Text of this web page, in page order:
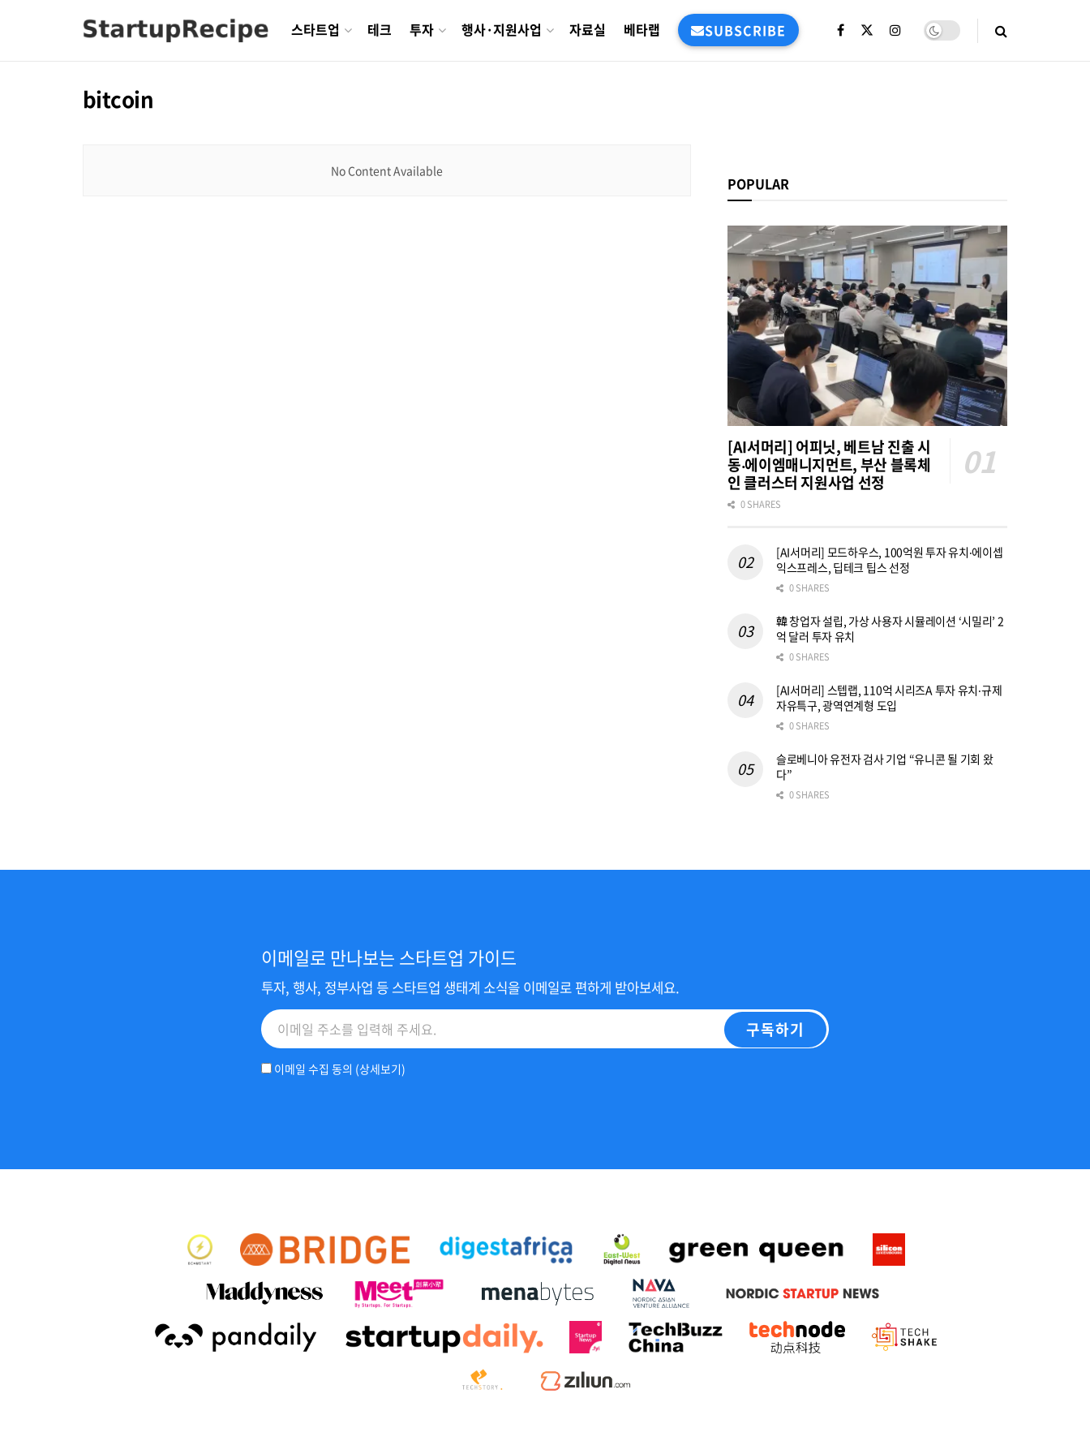
스타트업 테크 투자 행사·지원사업 자료실 베타랩 SUBSCRIBE
bitcoin
No Content Available
POPULAR
[AI서머리] 어피닛, 베트남 진출 시
동‧에이엠매니지먼트, 부산 블록체
인 클러스터 지원사업 선정
0 SHARES
[AI서머리] 모드하우스, 100억원 투자 유치‧에이셉
익스프레스, 딥테크 팁스 선정
0 SHARES
韓 창업자 설립, 가상 사용자 시뮬레이션 ‘시밀리’ 2
억 달러 투자 유치
0 SHARES
[AI서머리] 스텝랩, 110억 시리즈A 투자 유치‧규제
자유특구, 광역연계형 도입
0 SHARES
슬로베니아 유전자 검사 기업 “유니콘 될 기회 왔
다”
0 SHARES
이메일로 만나보는 스타트업 가이드
투자, 행사, 정부사업 등 스타트업 생태계 소식을 이메일로 편하게 받아보세요.
이메일 수집 동의 (상세보기)